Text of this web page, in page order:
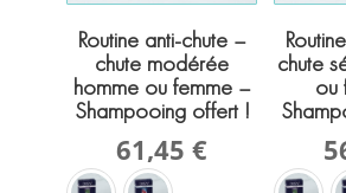
EYELINER
SOURCIL
LÈVRES
BASE PRIMER
SOIN COSMÉTIQUE
COLORATION VÉGÉTALE &
COLORATION NATURELLE
SHAMPOOING & SOIN
COMPLÉMENT ALIMENTAIRE
Routine anti-chute –
chute modérée
homme ou femme –
Shampooing offert !
61,45€
chute
ou